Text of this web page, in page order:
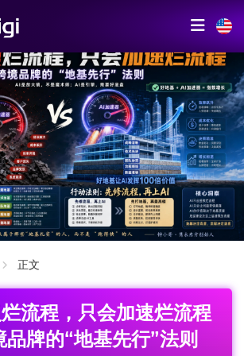
正文
流程，只会加速烂流程
牌的“地基先行”法则